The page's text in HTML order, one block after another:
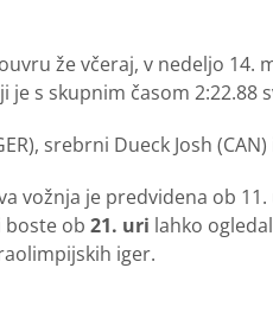
že včeraj, v nedeljo
je s skupnim časom
srebrni Dueck Josh
vožnja je predvidena ob
boste ob 21. uri lahko
iger.